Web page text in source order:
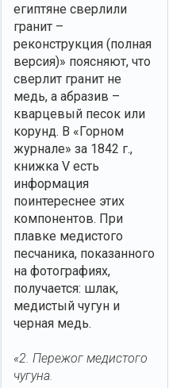
египтяне сверлили
гранит –
реконструкция (полная
версия)» поясняют, что
сверлит гранит не
медь, а абразив –
кварцевый песок или
корунд. В «Горном
журнале» за 1842 г.,
книжка V есть
информация
поинтереснее этих
компонентов. При
плавке медистого
песчаника, показанного
на фотографиях,
получается: шлак,
медистый чугун и
черная медь.
«2. Пережог медистого
чугуна.